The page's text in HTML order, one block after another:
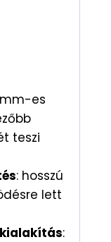
es
teszi
: hosszú
lett
: